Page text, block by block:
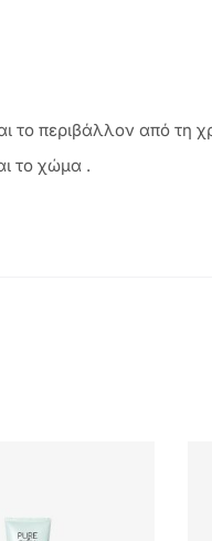
το περιβάλλον από τη
το χώμα .